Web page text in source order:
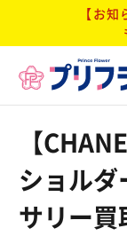
【お
【
ショル
サリー買